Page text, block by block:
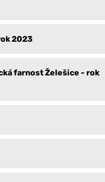
2023
farnost Želešice - rok